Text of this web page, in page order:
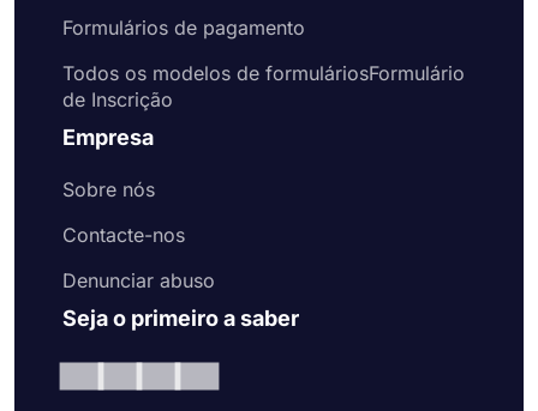
Formulários de pagamento
Todos os modelos de formuláriosFormulário
de Inscrição
Empresa
Sobre nós
Contacte-nos
Denunciar abuso
Seja o primeiro a saber